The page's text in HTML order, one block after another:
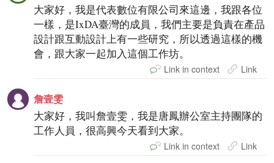
大家好，我是代表數位有限公司來這邊，我跟各位
一樣，是IxDA臺灣的成員，我們主要是負責在產品
設計跟互動設計上有一些研究，所以透過這樣的機
會，跟大家一起加入這個工作坊。
Link in context Link
詹壹雯
大家好，我叫詹壹雯，我是唐鳳辦公室主持團隊的
工作人員，很高興今天看到大家。
Link in context Link